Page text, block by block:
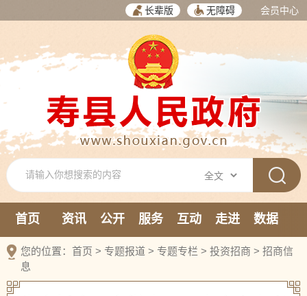
长辈版 无障碍 会员中心
首页 资讯 公开 服务 互动 走进
数据
新媒体
您的位置： 首页 > 专题报道 > 专题专栏 > 投资招商 > 招商信
息